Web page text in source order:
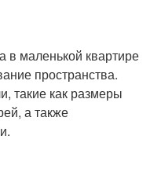
маленькой квартире
пространства.
такие как размеры
а также